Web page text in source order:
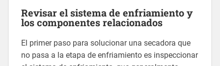
Revisar el sistema de enfriamiento y
los componentes relacionados
El primer paso para solucionar una secadora que
no pasa a la etapa de enfriamiento es inspeccionar